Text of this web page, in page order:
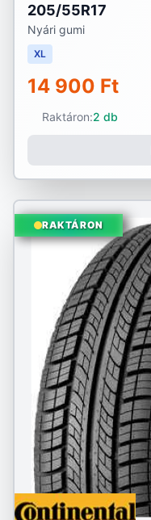
205/55R17
Nyári gumi
XL
14 900 Ft
Raktáron:2 db
RAKTÁRON